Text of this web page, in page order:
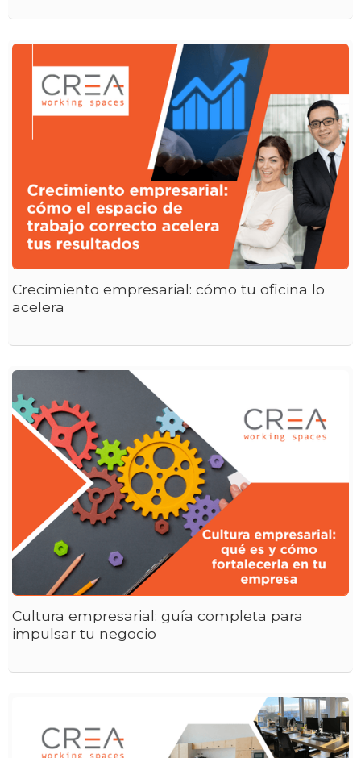
Crecimiento empresarial: cómo tu oficina lo
acelera
Cultura empresarial: guía completa para
impulsar tu negocio